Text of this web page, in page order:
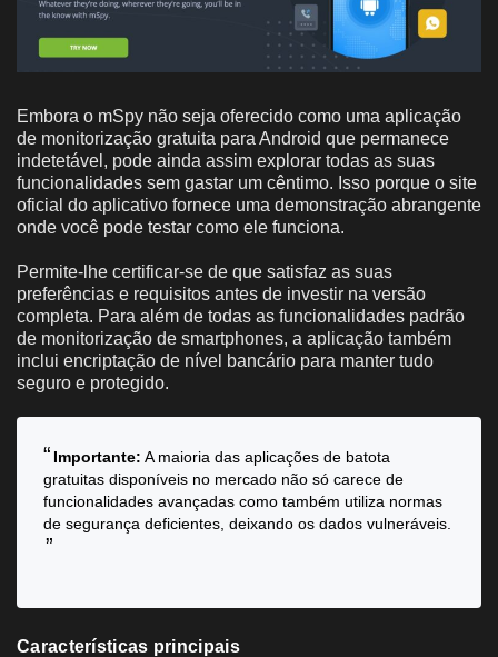
Embora o mSpy não seja oferecido como uma aplicação
de monitorização gratuita para Android que permanece
indetetável, pode ainda assim explorar todas as suas
funcionalidades sem gastar um cêntimo. Isso porque o site
oficial do aplicativo fornece uma demonstração abrangente
onde você pode testar como ele funciona.
Permite-lhe certificar-se de que satisfaz as suas
preferências e requisitos antes de investir na versão
completa. Para além de todas as funcionalidades padrão
de monitorização de smartphones, a aplicação também
inclui encriptação de nível bancário para manter tudo
seguro e protegido.
Importante: A maioria das aplicações de batota
gratuitas disponíveis no mercado não só carece de
funcionalidades avançadas como também utiliza normas
de segurança deficientes, deixando os dados vulneráveis.
Características principais